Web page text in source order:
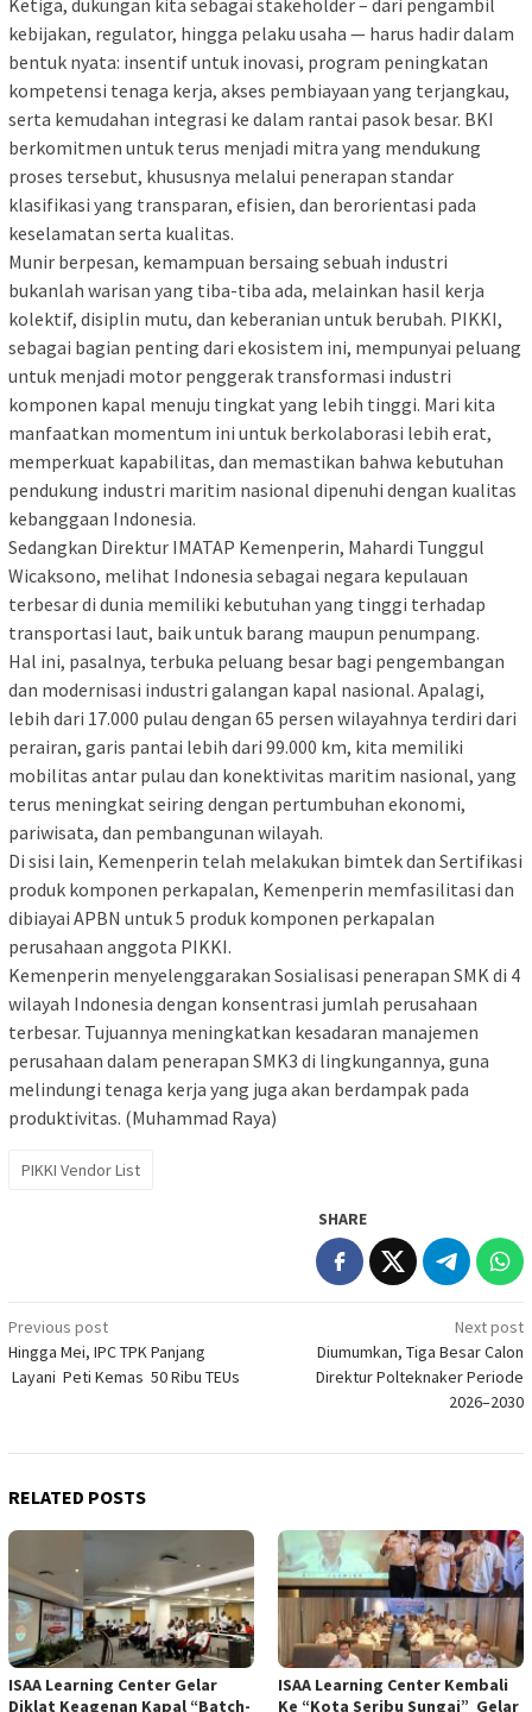
Ketiga, dukungan kita sebagai stakeholder – dari pengambil
kebijakan, regulator, hingga pelaku usaha — harus hadir dalam
bentuk nyata: insentif untuk inovasi, program peningkatan
kompetensi tenaga kerja, akses pembiayaan yang terjangkau,
serta kemudahan integrasi ke dalam rantai pasok besar. BKI
berkomitmen untuk terus menjadi mitra yang mendukung
proses tersebut, khususnya melalui penerapan standar
klasifikasi yang transparan, efisien, dan berorientasi pada
keselamatan serta kualitas.
Munir berpesan, kemampuan bersaing sebuah industri
bukanlah warisan yang tiba-tiba ada, melainkan hasil kerja
kolektif, disiplin mutu, dan keberanian untuk berubah. PIKKI,
sebagai bagian penting dari ekosistem ini, mempunyai peluang
untuk menjadi motor penggerak transformasi industri
komponen kapal menuju tingkat yang lebih tinggi. Mari kita
manfaatkan momentum ini untuk berkolaborasi lebih erat,
memperkuat kapabilitas, dan memastikan bahwa kebutuhan
pendukung industri maritim nasional dipenuhi dengan kualitas
kebanggaan Indonesia.
Sedangkan Direktur IMATAP Kemenperin, Mahardi Tunggul
Wicaksono, melihat Indonesia sebagai negara kepulauan
terbesar di dunia memiliki kebutuhan yang tinggi terhadap
transportasi laut, baik untuk barang maupun penumpang.
Hal ini, pasalnya, terbuka peluang besar bagi pengembangan
dan modernisasi industri galangan kapal nasional. Apalagi,
lebih dari 17.000 pulau dengan 65 persen wilayahnya terdiri dari
perairan, garis pantai lebih dari 99.000 km, kita memiliki
mobilitas antar pulau dan konektivitas maritim nasional, yang
terus meningkat seiring dengan pertumbuhan ekonomi,
pariwisata, dan pembangunan wilayah.
Di sisi lain, Kemenperin telah melakukan bimtek dan Sertifikasi
produk komponen perkapalan, Kemenperin memfasilitasi dan
dibiayai APBN untuk 5 produk komponen perkapalan
perusahaan anggota PIKKI.
Kemenperin menyelenggarakan Sosialisasi penerapan SMK di 4
wilayah Indonesia dengan konsentrasi jumlah perusahaan
terbesar. Tujuannya meningkatkan kesadaran manajemen
perusahaan dalam penerapan SMK3 di lingkungannya, guna
melindungi tenaga kerja yang juga akan berdampak pada
produktivitas. (Muhammad Raya)
PIKKI Vendor List
SHARE
Post
navigation
Previous post
Hingga Mei, IPC TPK Panjang
Layani Peti Kemas 50 Ribu TEUs
Next post
Diumumkan, Tiga Besar Calon
Direktur Polteknaker Periode
2026–2030
RELATED POSTS
ISAA Learning Center Gelar
Diklat Keagenan Kapal “Batch-
ISAA Learning Center Kembali
Ke “Kota Seribu Sungai” Gelar